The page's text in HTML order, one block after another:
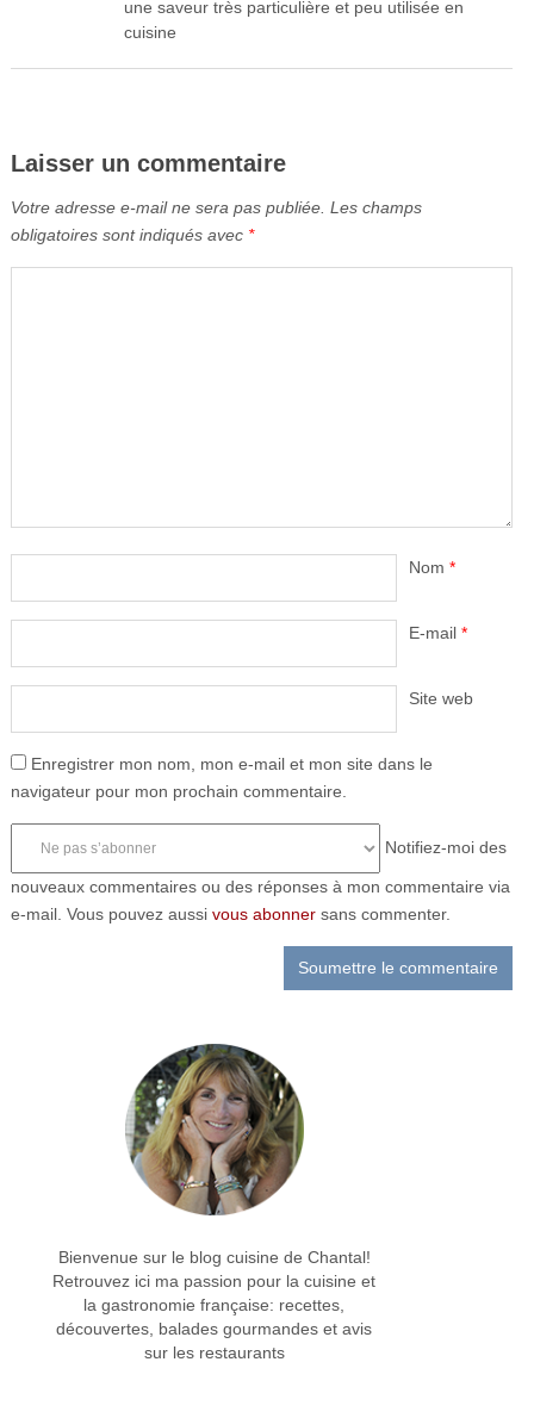
une saveur très particulière et peu utilisée en
cuisine
Laisser un commentaire
Votre adresse e-mail ne sera pas publiée. Les champs
obligatoires sont indiqués avec *
Nom *
E-mail *
Site web
Enregistrer mon nom, mon e-mail et mon site dans le
navigateur pour mon prochain commentaire.
Notifiez-moi des
nouveaux commentaires ou des réponses à mon commentaire via
e-mail. Vous pouvez aussi vous abonnersans commenter.
Bienvenue sur le blog cuisine de Chantal!
Retrouvez ici ma passion pour la cuisine et
la gastronomie française: recettes,
découvertes, balades gourmandes et avis
sur les restaurants